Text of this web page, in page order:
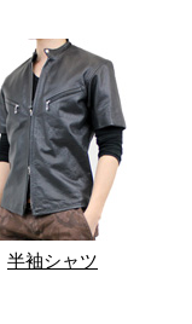
半袖シャツ